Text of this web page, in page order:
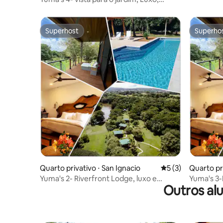
Superhost
Superhost
Quarto privativo ⋅ San Ignacio 5 de uma
5 (3)
Yuma's 2- Riverfront Lodge, luxo e
Quarto
Yuma's
natureza
Outros